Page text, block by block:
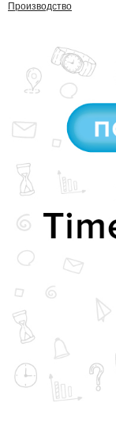
Производство